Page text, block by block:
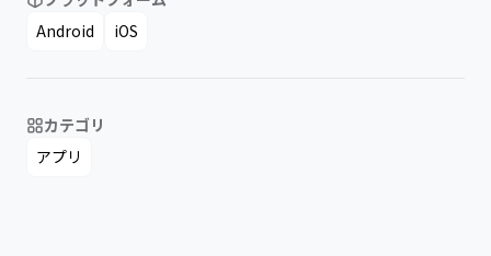
Android
iOS
カテゴリ
アプリ